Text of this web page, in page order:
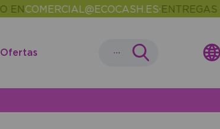
COMERCIAL@ECOCASH.ES•ENTREGAS EN
Ofertas ...